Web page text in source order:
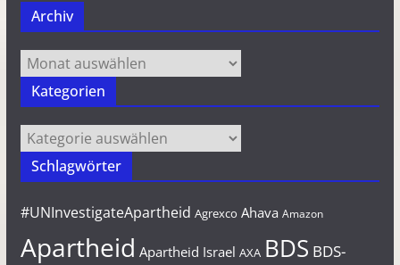
Archiv
Archiv
Kategorien
Kategorien
Schlagwörter
#UNInvestigateApartheid Agrexco Ahava Amazon
Apartheid Apartheid Israel AXA BDS BDS-